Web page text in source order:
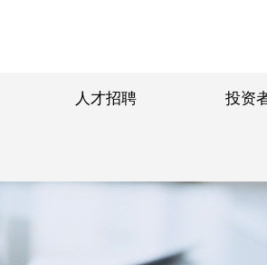
人才招聘 投资